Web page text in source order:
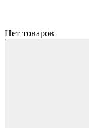
Нет товаров